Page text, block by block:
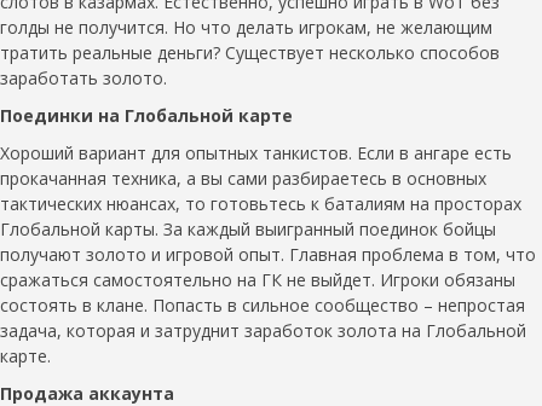
голды не получится. Но что делать игрокам, не желающим
тратить реальные деньги? Существует несколько способов
заработать золото.
Поединки на Глобальной карте
Хороший вариант для опытных танкистов. Если в ангаре есть
прокачанная техника, а вы сами разбираетесь в основных
тактических нюансах, то готовьтесь к баталиям на просторах
Глобальной карты. За каждый выигранный поединок бойцы
получают золото и игровой опыт. Главная проблема в том, что
сражаться самостоятельно на ГК не выйдет. Игроки обязаны
состоять в клане. Попасть в сильное сообщество – непростая
задача, которая и затруднит заработок золота на Глобальной
карте.
Продажа аккаунта